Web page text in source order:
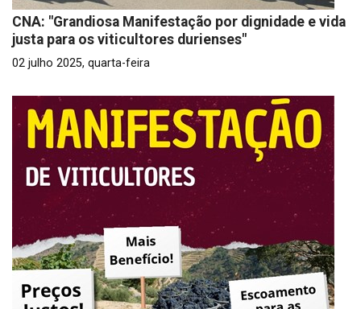
CNA: "Grandiosa Manifestação por dignidade e vida
justa para os viticultores durienses"
02 julho 2025, quarta-feira